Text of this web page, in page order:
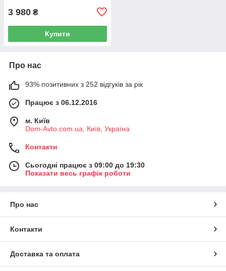
3 980 ₴
Купити
Про нас
93% позитивних з 252 відгуків за рік
Працює з 06.12.2016
м. Київ
Dom-Avto.com.ua, Київ, Україна
Контакти
Сьогодні працює з 09:00 до 19:30
Показати весь графік роботи
Про нас
Контакти
Доставка та оплата